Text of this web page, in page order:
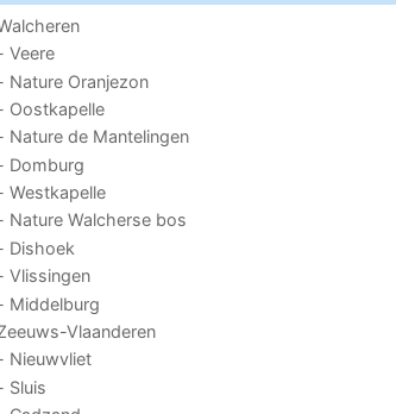
Veere
Nature Oranjezon
Oostkapelle
Nature de Mantelingen
Domburg
Westkapelle
Nature Walcherse bos
Dishoek
Vlissingen
Middelburg
Vlaanderen
Nieuwvliet
Sluis